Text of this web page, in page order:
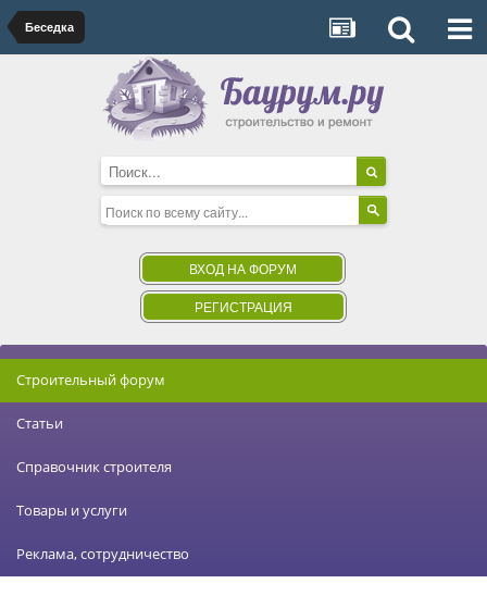
Беседка
ВХОД НА ФОРУМ
РЕГИСТРАЦИЯ
Строительный форум
Статьи
Справочник строителя
Товары и услуги
Реклама, сотрудничество